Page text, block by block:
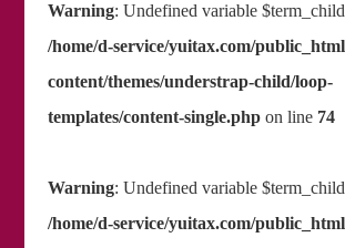
Warning: Undefined variable
/home/d-service/yuitax.com/
content/themes/understrap-child/loop-
templates/content-single.phpon line 74
Warning: Undefined variable
/home/d-service/yuitax.com/